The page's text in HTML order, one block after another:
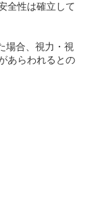
全性は確立して
場合、視力・視
あらわれるとの